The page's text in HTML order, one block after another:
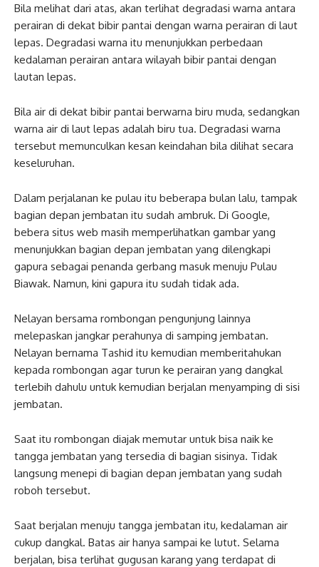
Bila melihat dari atas, akan terlihat degradasi warna antara
perairan di dekat bibir pantai dengan warna perairan di laut
lepas. Degradasi warna itu menunjukkan perbedaan
kedalaman perairan antara wilayah bibir pantai dengan
lautan lepas.
Bila air di dekat bibir pantai berwarna biru muda, sedangkan
warna air di laut lepas adalah biru tua. Degradasi warna
tersebut memunculkan kesan keindahan bila dilihat secara
keseluruhan.
Dalam perjalanan ke pulau itu beberapa bulan lalu, tampak
bagian depan jembatan itu sudah ambruk. Di Google,
bebera situs web masih memperlihatkan gambar yang
menunjukkan bagian depan jembatan yang dilengkapi
gapura sebagai penanda gerbang masuk menuju Pulau
Biawak. Namun, kini gapura itu sudah tidak ada.
Nelayan bersama rombongan pengunjung lainnya
melepaskan jangkar perahunya di samping jembatan.
Nelayan bernama Tashid itu kemudian memberitahukan
kepada rombongan agar turun ke perairan yang dangkal
terlebih dahulu untuk kemudian berjalan menyamping di sisi
jembatan.
Saat itu rombongan diajak memutar untuk bisa naik ke
tangga jembatan yang tersedia di bagian sisinya. Tidak
langsung menepi di bagian depan jembatan yang sudah
roboh tersebut.
Saat berjalan menuju tangga jembatan itu, kedalaman air
cukup dangkal. Batas air hanya sampai ke lutut. Selama
berjalan, bisa terlihat gugusan karang yang terdapat di